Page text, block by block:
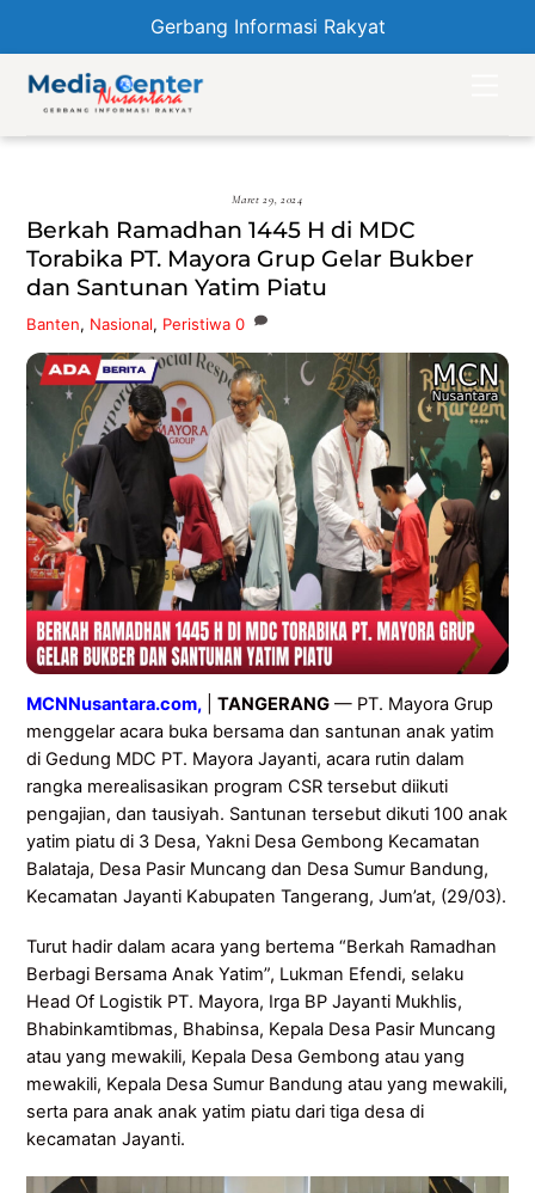
Gerbang Informasi Rakyat
content
Maret 29, 2024
Berkah Ramadhan 1445 H di MDC
Torabika PT. Mayora Grup Gelar Bukber
dan Santunan Yatim Piatu
Banten, Nasional, Peristiwa 0
MCNNusantara.com, |TANGERANG — PT. Mayora Grup
menggelar acara buka bersama dan santunan anak yatim
di Gedung MDC PT. Mayora Jayanti, acara rutin dalam
rangka merealisasikan program CSR tersebut diikuti
pengajian, dan tausiyah. Santunan tersebut dikuti 100 anak
yatim piatu di 3 Desa, Yakni Desa Gembong Kecamatan
Balataja, Desa Pasir Muncang dan Desa Sumur Bandung,
Kecamatan Jayanti Kabupaten Tangerang, Jum’at, (29/03).
Turut hadir dalam acara yang bertema “Berkah Ramadhan
Berbagi Bersama Anak Yatim”, Lukman Efendi, selaku
Head Of Logistik PT. Mayora, Irga BP Jayanti Mukhlis,
Bhabinkamtibmas, Bhabinsa, Kepala Desa Pasir Muncang
atau yang mewakili, Kepala Desa Gembong atau yang
mewakili, Kepala Desa Sumur Bandung atau yang mewakili,
serta para anak anak yatim piatu dari tiga desa di
kecamatan Jayanti.